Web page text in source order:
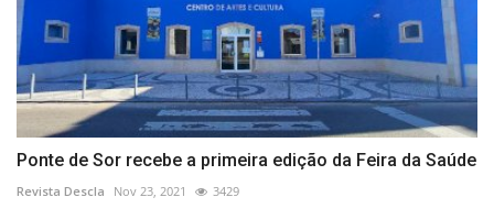
Ponte de Sor recebe a primeira edição da Feira da Saúde
Revista Descla Nov 23, 2021 3429